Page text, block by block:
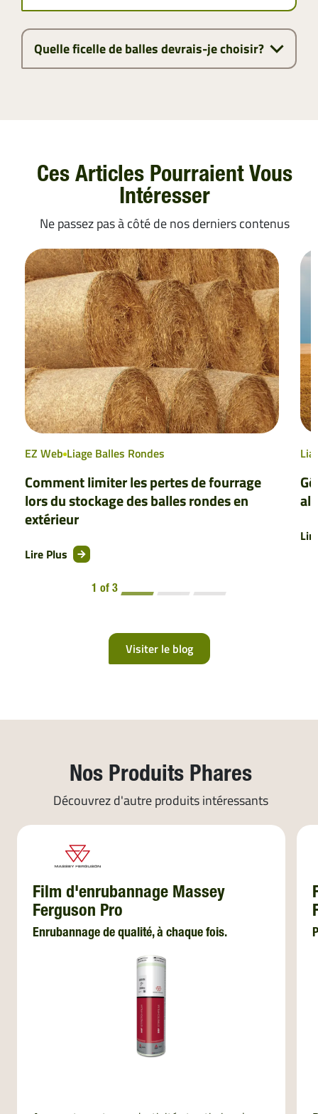
Quelle ficelle de balles devrais-je choisir?
Ces Articles Pourraient Vous
Intéresser
Ne passez pas à côté de nos derniers contenus
EZ Web Liage Balles Rondes
Comment limiter les pertes de fourrage
lors du stockage des balles rondes en
extérieur
Lire Plus
1 of 3
Visiter le blog
Nos Produits Phares
Découvrez d'autre produits intéressants
Film d'enrubannage Massey
Ferguson Pro
Enrubannage de qualité, à chaque fois.